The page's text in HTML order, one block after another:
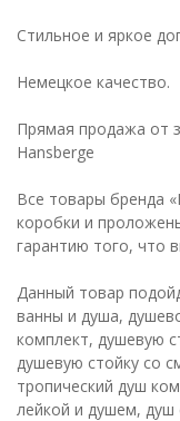
Стильное и яркое
Немецкое качество.
Прямая продажа от
Hansberge
Все товары бренда
коробки и
гарантию того, что
Данный товар
ванны и душа,
комплект, душевую
душевую стойку со
тропический душ
лейкой и душем,